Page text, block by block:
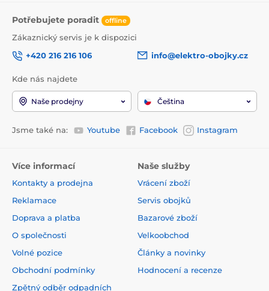
Potřebujete poradit offline
Zákaznický servis je k dispozici
+420 216 216 106
info@elektro-obojky.cz
Kde nás najdete
Naše prodejny Čeština
Jsme také na: Youtube Facebook Instagram
Více informací
Kontakty a prodejna
Reklamace
Doprava a platba
O společnosti
Volné pozice
Obchodní podmínky
Zpětný odběr odpadních
Naše služby
Vrácení zboží
Servis obojků
Bazarové zboží
Velkoobchod
Články a novinky
Hodnocení a recenze